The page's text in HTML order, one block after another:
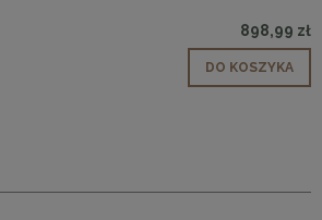
898,99 zł
DO KOSZYKA